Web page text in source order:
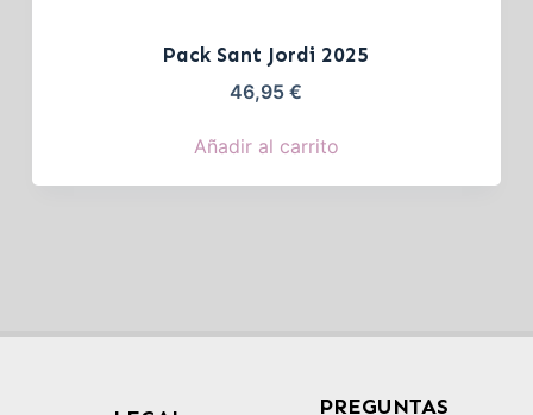
Pack Sant Jordi 2025
46,95€
Añadir al carrito
PREGUNTAS